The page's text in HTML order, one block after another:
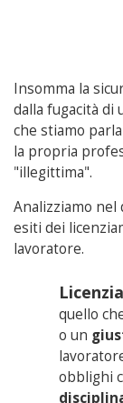
Insomma la
dalla fugacità di
che stiamo
la propria
"illegittima".
Analizziamo
esiti dei
lavoratore.
quello
o un
obblighi